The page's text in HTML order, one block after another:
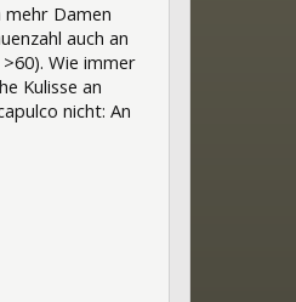
mehr Damen
auch an
Wie immer
Kulisse an
nicht: An